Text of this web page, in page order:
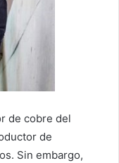
de cobre del
de
Sin embargo,